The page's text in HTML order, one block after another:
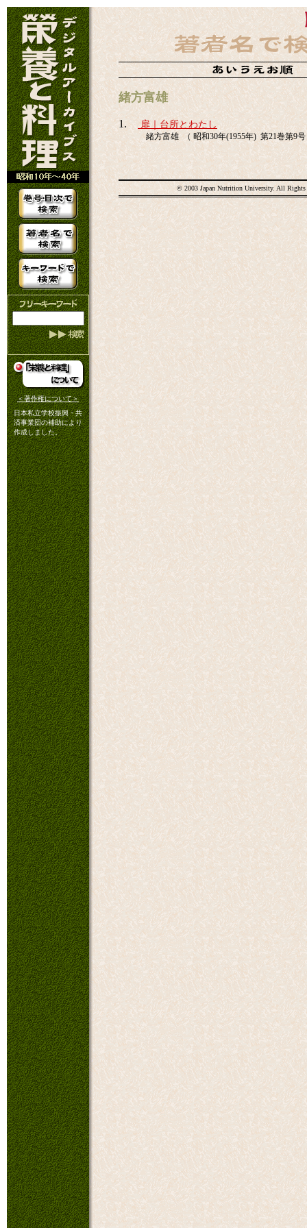
＜著作権について＞
日本私立学校振興・共
済事業団の補助により
作成しました。
緒方富雄
1. 扉｜台所とわたし
緒方富雄 （ 昭和30年(1955年) 第21巻第9号
© 2003 Japan Nutrition University. All Rights